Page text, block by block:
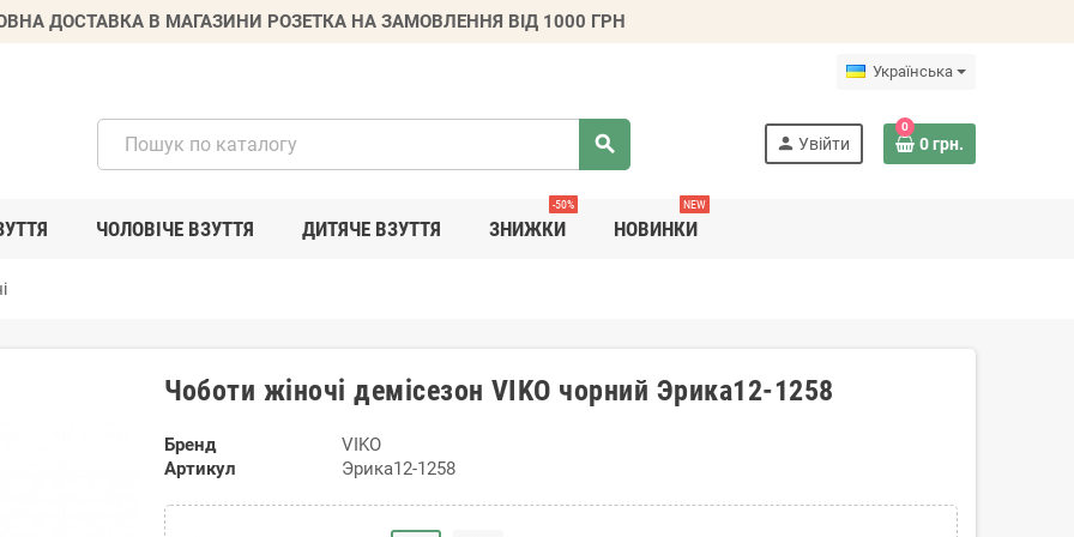
ДОСТАВКА В МАГАЗИНИ РОЗЕТКА НА ЗАМОВЛЕННЯ ВІД 1000 ГРН
Українська
search person Увійти
0
0 грн.
ЧОЛОВІЧЕ ВЗУТТЯ ДИТЯЧЕ ВЗУТТЯ ЗНИЖКИ
-50%
НОВИНКИ
NEW
Чоботи жіночі демісезон VIKO чорний Эрика12-1258
Бренд
VIKO
Артикул
Эрика12-1258